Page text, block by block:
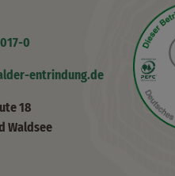
0
entrindung.de
18
Waldsee